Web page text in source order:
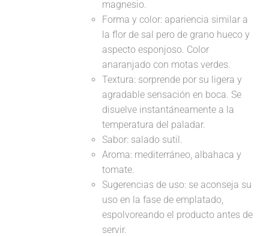
magnesio.
Forma y color: apariencia similar a
la flor de sal pero de grano hueco y
aspecto esponjoso. Color
anaranjado con motas verdes.
Textura: sorprende por su ligera y
agradable sensación en boca. Se
disuelve instantáneamente a la
temperatura del paladar.
Sabor: salado sutil.
Aroma: mediterráneo, albahaca y
tomate.
Sugerencias de uso: se aconseja su
uso en la fase de emplatado,
espolvoreando el producto antes de
servir.